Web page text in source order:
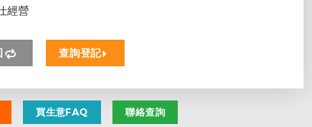
經營
查詢登記
買生意FAQ 聯絡查詢